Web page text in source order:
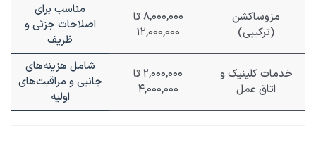
مزوساکشن
(ترکیبی)
۸,۰۰۰,۰۰۰ تا
۱۲,۰۰۰,۰۰۰
مناسب برای
اصلاحات جزئی و
ظریف
خدمات کلینیک و
اتاق عمل
۲,۰۰۰,۰۰۰ تا
۴,۰۰۰,۰۰۰
شامل هزینه‌های
جانبی و مراقبت‌های
اولیه